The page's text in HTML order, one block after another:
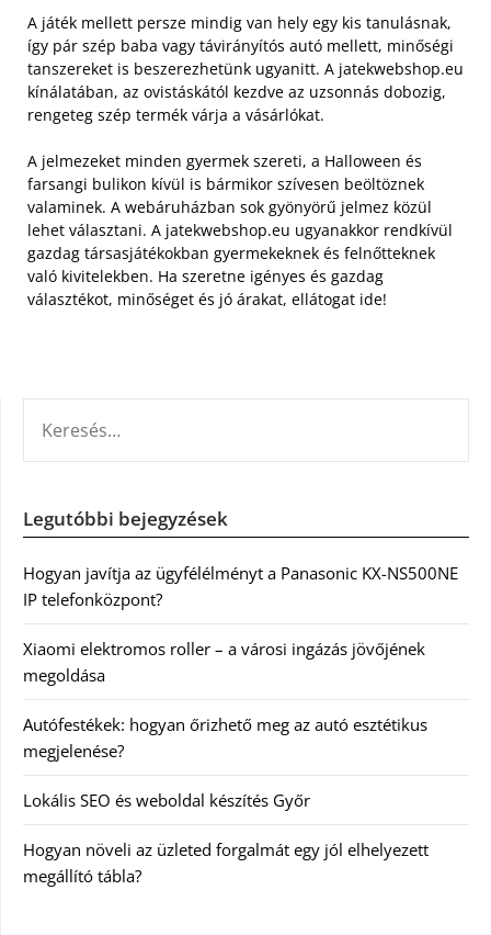
A játék mellett persze mindig van hely egy kis tanulásnak,
így pár szép baba vagy távirányítós autó mellett, minőségi
tanszereket is beszerezhetünk ugyanitt. A jatekwebshop.eu
kínálatában, az ovistáskától kezdve az uzsonnás dobozig,
rengeteg szép termék várja a vásárlókat.
A jelmezeket minden gyermek szereti, a Halloween és
farsangi bulikon kívül is bármikor szívesen beöltöznek
valaminek. A webáruházban sok gyönyörű jelmez közül
lehet választani. A jatekwebshop.eu ugyanakkor rendkívül
gazdag társasjátékokban gyermekeknek és felnőtteknek
való kivitelekben. Ha szeretne igényes és gazdag
választékot, minőséget és jó árakat, ellátogat ide!
Legutóbbi bejegyzések
Hogyan javítja az ügyfélélményt a Panasonic KX-NS500NE
IP telefonközpont?
Xiaomi elektromos roller – a városi ingázás jövőjének
megoldása
Autófestékek: hogyan őrizhető meg az autó esztétikus
megjelenése?
Lokális SEO és weboldal készítés Győr
Hogyan növeli az üzleted forgalmát egy jól elhelyezett
megállító tábla?